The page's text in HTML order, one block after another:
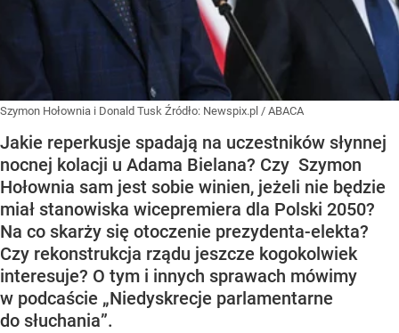
Szymon Hołownia i Donald Tusk Źródło: Newspix.pl / ABACA
Jakie reperkusje spadają na uczestników słynnej
nocnej kolacji u Adama Bielana? Czy Szymon
Hołownia sam jest sobie winien, jeżeli nie będzie
miał stanowiska wicepremiera dla Polski 2050?
Na co skarży się otoczenie prezydenta-elekta?
Czy rekonstrukcja rządu jeszcze kogokolwiek
interesuje? O tym i innych sprawach mówimy
w podcaście „Niedyskrecje parlamentarne
do słuchania”.